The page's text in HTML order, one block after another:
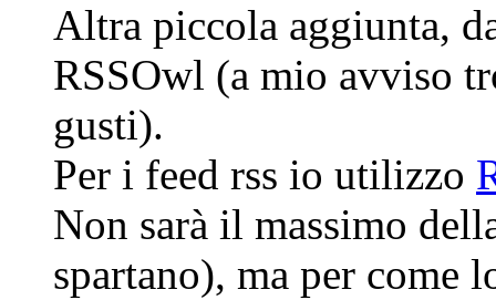
Altra piccola aggiunta,
RSSOwl (a mio avviso
gusti).
Per i feed rss io utilizzo
Non sarà il massimo
spartano), ma per come